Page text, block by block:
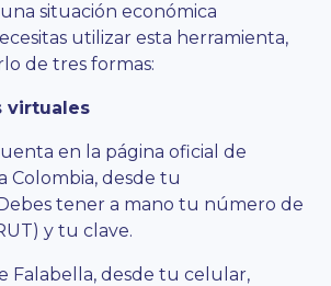
situación económica
utilizar esta herramienta,
de tres formas:
virtuales
en la página oficial de
Colombia, desde tu
tener a mano tu número de
y tu clave.
Falabella, desde tu celular,